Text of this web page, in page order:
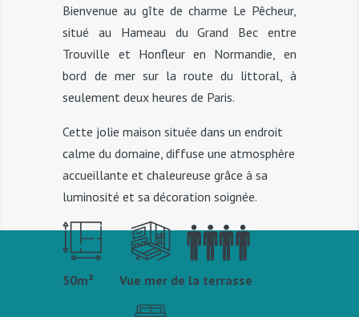
Bienvenue au gîte de charme Le Pêcheur,
situé au Hameau du Grand Bec entre
Trouville et Honfleur en Normandie, en
bord de mer sur la route du littoral, à
seulement deux heures de Paris.
Cette jolie maison située dans un endroit
calme du domaine, diffuse une atmosphère
accueillante et chaleureuse grâce à sa
luminosité et sa décoration soignée.
50m² Vue mer de la terrasse